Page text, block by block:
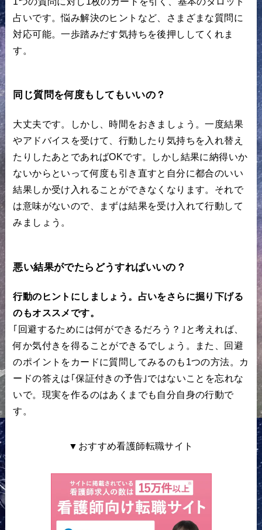
占いです。悩み解決のヒントなど、さまざまな質問に
対応可能。一歩踏みだす気持ちを後押ししてくれま
す。
同じ質問を何度もしてもいいの？
大丈夫です。しかし、時間をおきましょう。一度結果
やアドバイスを受けて、行動したり気持ちを入れ替え
たりしたあとであればOKです。しかし結果に納得いか
ないからといって何度も引き直すと自分に都合のいい
結果しか受け入れることができなくなります。それで
は意味がないので、まずは結果を受け入れて行動して
みましょう。
悪い結果がでたらどうすればいいの？
行動のヒントにしましょう。占いをさらに掘り下げる
のもオススメです。
｢回避するためには何ができるだろう？｣と考えれば、
何か気付きを得ることができるでしょう。また、回避
のポイントをカードに質問してみるのも1つの方法。カ
ードの答えは｢保証付きの予告｣ではないことを忘れな
いで。現実を作るのはあくまでも自分自身の行動で
す。
▼おすすめ看護師転職サイト